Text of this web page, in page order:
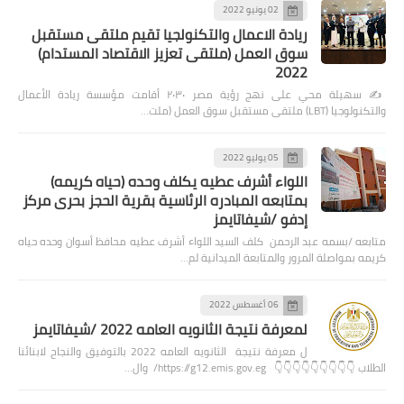
02 يونيو 2022
ريادة الاعمال والتكنولجيا تقيم ملتقى مستقبل
سوق العمل (ملتقى تعزيز الاقتصاد المستدام)
2022
✍️ سهيلة محي على نهج رؤية مصر ٢٠٣٠ أقامت مؤسسة ريادة الأعمال
والتكنولوجيا (LBT) ملتقى مستقبل سوق العمل (ملت…
05 يوليو 2022
اللواء أشرف عطيه يكلف وحده (حياه كريمه)
بمتابعه المبادره الرئاسية بقرية الحجز بحرى مركز
إدفو /شيفاتايمز
متابعه /بسمه عبد الرحمن كلف السيد اللواء أشرف عطيه محافظ أسوان وحده حياه
كريمه بمواصلة المرور والمتابعة الميدانية لم…
06 أغسطس 2022
لمعرفة نتيجة الثانويه العامه 2022 /شيفاتايمز
ل معرفة نتيجة الثانويه العامه 2022 بالتوفيق والنجاح لابنائنا
الطلاب 👇👇👇👇👇👇👇👇👇 https://g12.emis.gov.eg/ وال…